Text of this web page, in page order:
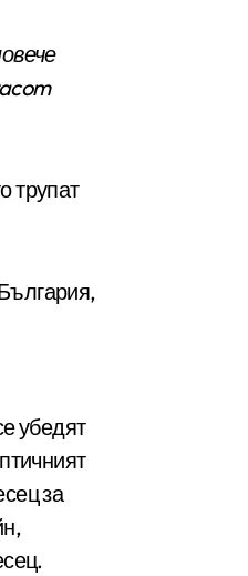
трупат
убедят
за